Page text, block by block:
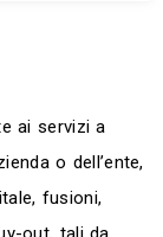
ai servizi a
o dell’ente,
fusioni,